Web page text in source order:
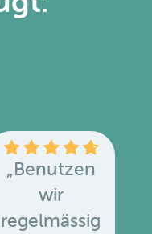
„Benutzen
wir
regelmässig